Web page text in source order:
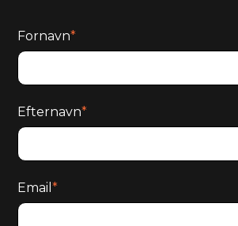
Fornavn*
Efternavn*
Email*